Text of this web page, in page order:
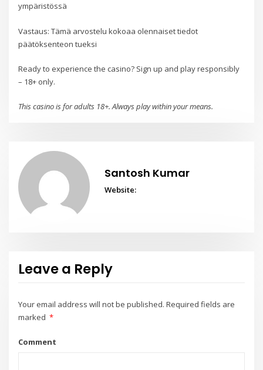
ympäristössä
Vastaus: Tämä arvostelu kokoaa olennaiset tiedot
päätöksenteon tueksi
Ready to experience the casino? Sign up and play responsibly
– 18+ only.
This casino is for adults 18+. Always play within your means.
Santosh Kumar
Website:
Leave a Reply
Your email address will not be published. Required fields are
marked *
Comment